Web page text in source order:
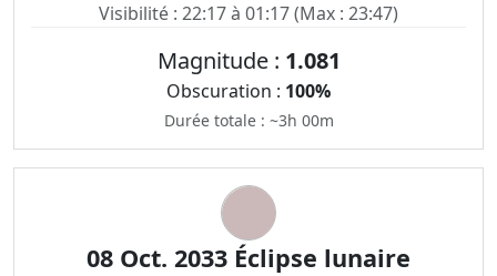
Visibilité : 22:17 à 01:17 (Max : 23:47)
Magnitude : 1.081
Obscuration : 100%
Durée totale : ~3h 00m
08 Oct. 2033 Éclipse lunaire